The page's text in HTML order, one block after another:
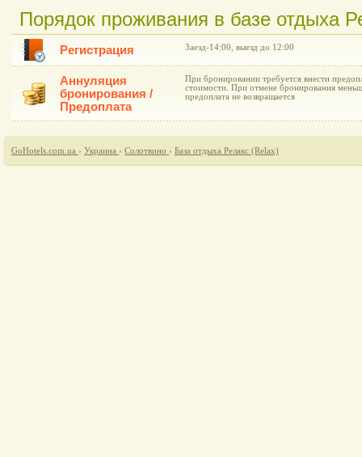
Порядок проживания в базе отдыха
Регистрация Заезд-14:00, выезд до 12:00
Аннуляция
бронирования /
Предоплата
При бронировании требуется внести
стоимости. При отмене бронирования
предоплата не возвращается
GoHotels.com.ua › Украина › Солотвино › База отдыха Релакс (Relax)